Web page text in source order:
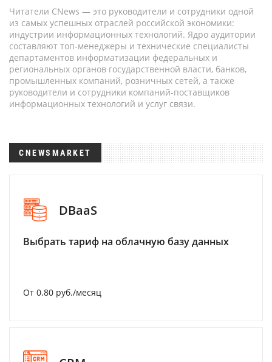
Читатели CNews — это руководители и сотрудники одной
из самых успешных отраслей российской экономики:
индустрии информационных технологий. Ядро аудитории
составляют топ-менеджеры и технические специалисты
департаментов информатизации федеральных и
региональных органов государственной власти, банков,
промышленных компаний, розничных сетей, а также
руководители и сотрудники компаний-поставщиков
информационных технологий и услуг связи.
CNEWSMARKET
DBaaS
Выбрать тариф на облачную базу данных
От 0.80 руб./месяц